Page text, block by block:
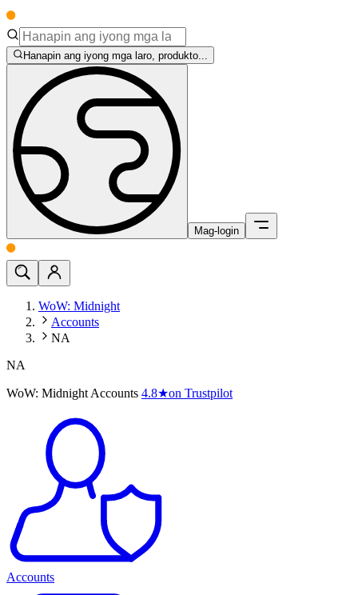
Hanapin ang iyong mga laro, produkto...
Mag-login
WoW: Midnight
Accounts
NA
NA
WoW: Midnight Accounts 4.8★on Trustpilot
Accounts